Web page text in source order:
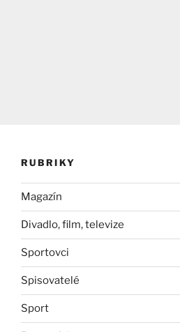
RUBRIKY
Magazín
Divadlo, film, televize
Sportovci
Spisovatelé
Sport